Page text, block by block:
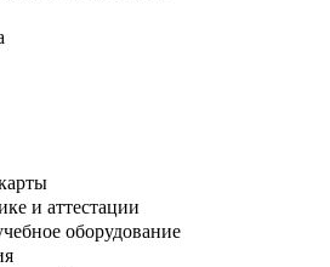
и аттестации
оборудование